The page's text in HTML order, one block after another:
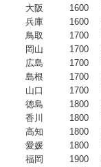
大阪
1600
兵庫
1600
鳥取
1700
岡山
1700
広島
1700
島根
1700
山口
1700
徳島
1800
香川
1800
高知
1800
愛媛
1800
福岡
1900